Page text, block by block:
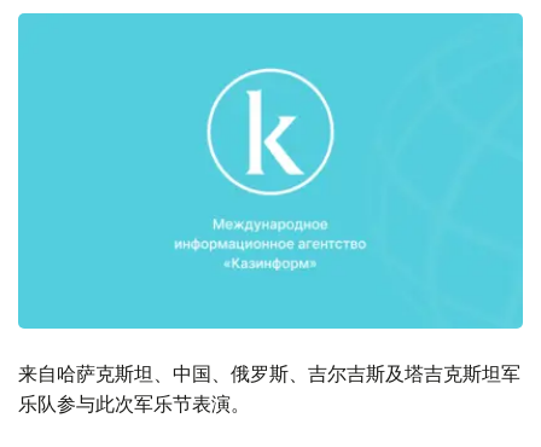
来自哈萨克斯坦、中国、俄罗斯、吉尔吉斯及塔吉克斯坦军
乐队参与此次军乐节表演。